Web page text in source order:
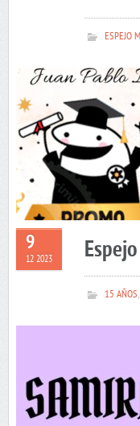
ESPEJO
9
12 2023
15 AÑOS,